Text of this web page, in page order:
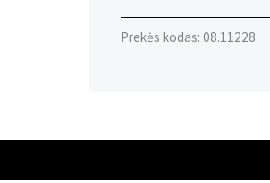
Ø33mm
Prekės kodas: 08.11228